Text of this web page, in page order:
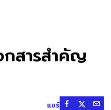
กสารสำคัญ
แชร์